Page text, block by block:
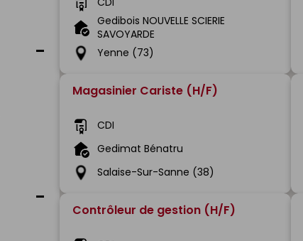
Gedibois NOUVELLE SCIERIE
SAVOYARDE
Yenne (73)
Magasinier Cariste (H/F)
CDI
Gedimat Bénatru
Salaise-Sur-Sanne (38)
Contrôleur de gestion (H/F)